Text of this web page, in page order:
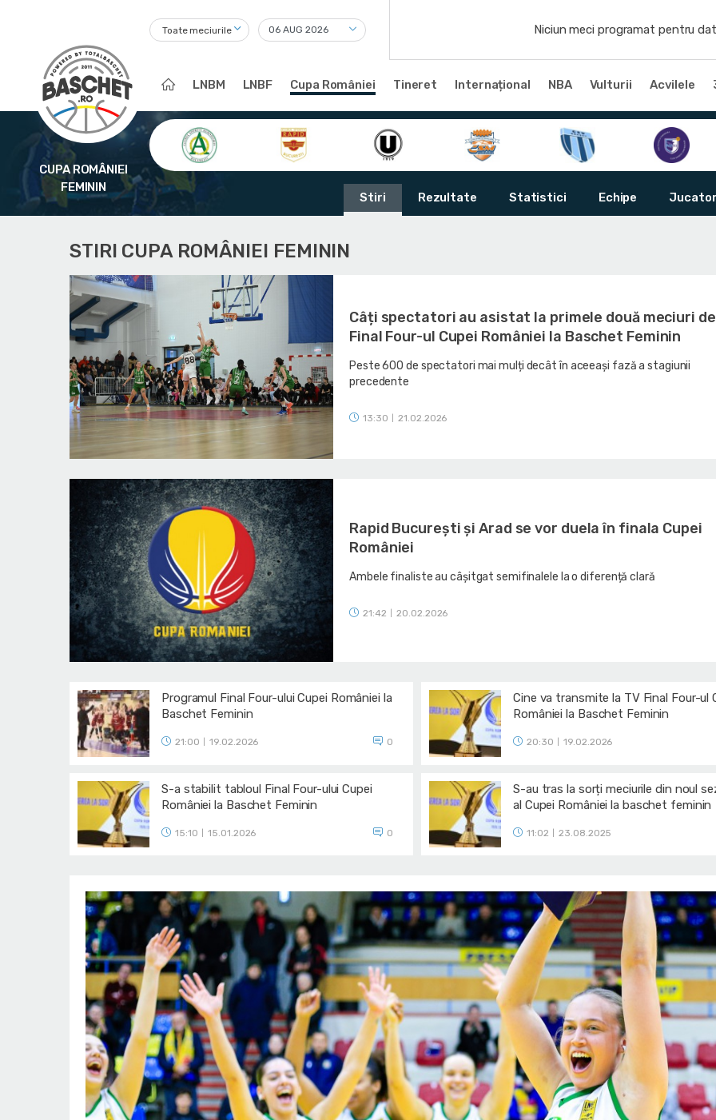
Toate meciurile Niciun meci programat pentru
LNBM LNBF Cupa României Tineret Internațional NBA Vulturii Acvilele
CUPA ROMÂNIEI
FEMININ
Stiri Rezultate Statistici Echipe
STIRI CUPA ROMÂNIEI FEMININ
Câți spectatori au asistat la primele două meciuri
Final Four-ul Cupei României la Baschet Feminin
Peste 600 de spectatori mai mulți decât în aceeași fază a stagiunii
precedente
13:30 21.02.2026
Rapid București și Arad se vor duela în finala Cupei
României
Ambele finaliste au câșitgat semifinalele la o diferență clară
21:42 20.02.2026
Programul Final Four-ului Cupei României la
Baschet Feminin
21:00 19.02.2026 0
Cine va transmite la TV Final Four-ul
României la Baschet Feminin
20:30 19.02.2026
S-a stabilit tabloul Final Four-ului Cupei
României la Baschet Feminin
15:10 15.01.2026 0
S-au tras la sorți meciurile din noul
al Cupei României la baschet feminin
11:02 23.08.2025